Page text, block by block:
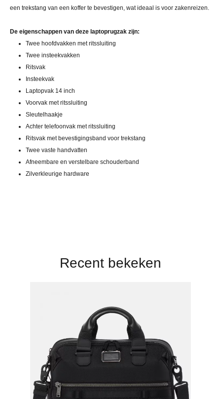
een trekstang van een koffer te bevestigen, wat ideaal is voor zakenreizen.
De eigenschappen van deze laptoprugzak zijn:
Twee hoofdvakken met ritssluiting
Twee insteekvakken
Ritsvak
Insteekvak
Laptopvak 14 inch
Voorvak met ritssluiting
Sleutelhaakje
Achter telefoonvak met ritssluiting
Ritsvak met bevestigingsband voor trekstang
Twee vaste handvatten
Afneembare en verstelbare schouderband
Zilverkleurige hardware
Recent bekeken